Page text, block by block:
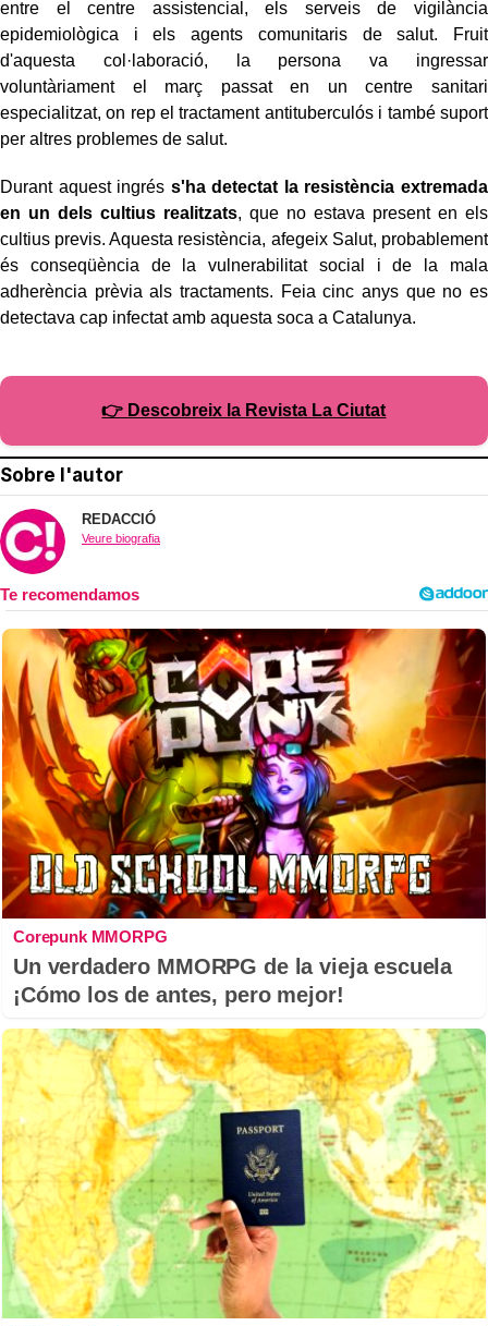
entre el centre assistencial, els serveis de vigilància
epidemiològica i els agents comunitaris de salut. Fruit
d'aquesta col·laboració, la persona va ingressar
voluntàriament el març passat en un centre sanitari
especialitzat, on rep el tractament antituberculós i també suport
per altres problemes de salut.
Durant aquest ingrés s'ha detectat la resistència extremada
en un dels cultius realitzats, que no estava present en els
cultius previs. Aquesta resistència, afegeix Salut, probablement
és conseqüència de la vulnerabilitat social i de la mala
adherència prèvia als tractaments. Feia cinc anys que no es
detectava cap infectat amb aquesta soca a Catalunya.
👉 Descobreix la Revista La Ciutat
Sobre l'autor
REDACCIÓ
Veure biografia
Corepunk MMORPG
Un verdadero MMORPG de la vieja escuela
¡Cómo los de antes, pero mejor!